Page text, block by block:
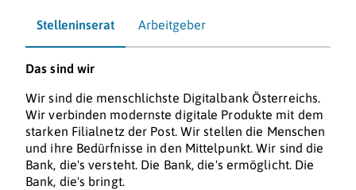
Stelleninserat Arbeitgeber
Das sind wir
Wir sind die menschlichste Digitalbank Österreichs.
Wir verbinden modernste digitale Produkte mit dem
starken Filialnetz der Post. Wir stellen die Menschen
und ihre Bedürfnisse in den Mittelpunkt. Wir sind die
Bank, die's versteht. Die Bank, die's ermöglicht. Die
Bank, die's bringt.